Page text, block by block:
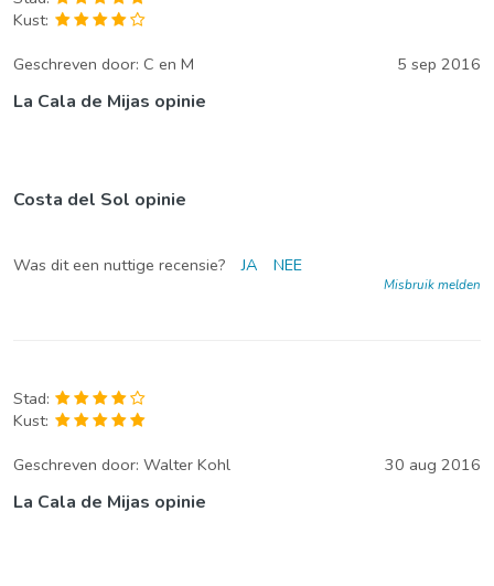
Kust:
Geschreven door: C en M 5 sep 2016
La Cala de Mijas opinie
Costa del Sol opinie
Was dit een nuttige recensie? JA NEE
Misbruik melden
Stad:
Kust:
Geschreven door: Walter Kohl 30 aug 2016
La Cala de Mijas opinie